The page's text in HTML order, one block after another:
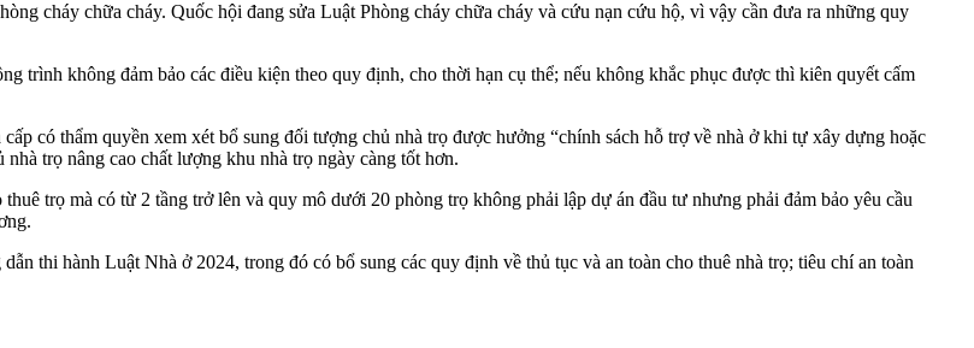
cháy chữa cháy. Quốc hội đang sửa Luật Phòng cháy chữa cháy và cứu nạn cứu hộ, vì vậy cần đưa ra những quy
trình không đảm bảo các điều kiện theo quy định, cho thời hạn cụ thể; nếu không khắc phục được thì kiên quyết cấm
có thẩm quyền xem xét bổ sung đối tượng chủ nhà trọ được hưởng “chính sách hỗ trợ về nhà ở khi tự xây dựng hoặc
trọ nâng cao chất lượng khu nhà trọ ngày càng tốt hơn.
trọ mà có từ 2 tầng trở lên và quy mô dưới 20 phòng trọ không phải lập dự án đầu tư nhưng phải đảm bảo yêu cầu
thi hành Luật Nhà ở 2024, trong đó có bổ sung các quy định về thủ tục và an toàn cho thuê nhà trọ; tiêu chí an toàn